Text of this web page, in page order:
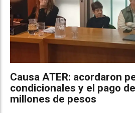
Causa ATER: acordaron
condicionales y el pago
millones de pesos